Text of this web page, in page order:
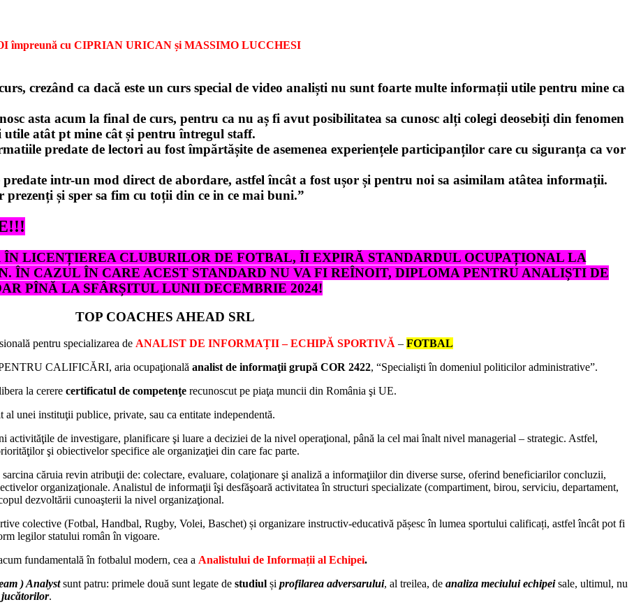
împreună cu CIPRIAN URICAN și MASSIMO LUCCHESI
crezând ca dacă este un curs special de video analiști nu sunt foarte multe informații utile pentru mine ca
asta acum la final de curs, pentru ca nu aș fi avut posibilitatea sa cunosc alți colegi deosebiți din fenomen
atât pt mine cât și pentru întregul staff.
predate de lectori au fost împărtășite de asemenea experiențele participanților care cu siguranța ca vor
intr-un mod direct de abordare, astfel încât a fost ușor și pentru noi sa asimilam atâtea informații.
și sper sa fim cu toții din ce in ce mai buni.”
ÎN LICENȚIEREA CLUBURILOR DE FOTBAL, ÎI EXPIRĂ STANDARDUL OCUPAȚIONAL LA
ÎN CAZUL ÎN CARE ACEST STANDARD NU VA FI REÎNOIT, DIPLOMA PENTRU ANALIȘTI DE
PÎNĂ LA SFÂRȘITUL LUNII DECEMBRIE 2024!
TOP COACHES AHEAD SRL
pentru specializarea de ANALIST DE INFORMAȚII – ECHIPĂ SPORTIVĂ – FOTBAL
CALIFICĂRI, aria ocupaţională analist de informaţii grupă COR 2422, “Specialişti în domeniul politicilor administrative”.
la cerere certificatul de competenţe recunoscut pe piaţa muncii din România şi UE.
unei instituţii publice, private, sau ca entitate independentă.
de investigare, planificare şi luare a deciziei de la nivel operaţional, până la cel mai înalt nivel managerial – strategic. Astfel,
şi obiectivelor specifice ale organizaţiei din care fac parte.
căruia revin atribuţii de: colectare, evaluare, colaţionare şi analiză a informaţiilor din diverse surse, oferind beneficiarilor concluzii,
organizaţionale. Analistul de informaţii îşi desfăşoară activitatea în structuri specializate (compartiment, birou, serviciu, departament,
dezvoltării cunoaşterii la nivel organizaţional.
colective (Fotbal, Handbal, Rugby, Volei, Baschet) și organizare instructiv-educativă pășesc în lumea sportului calificați, astfel încât pot fi
legilor statului român în vigoare.
fundamentală în fotbalul modern, cea a Analistului de Informații al Echipei.
) Analystsunt patru: primele două sunt legate de studiul și profilarea adversarului, al treilea, de analiza meciului echipeisale, ultimul, nu
jucătorilor.